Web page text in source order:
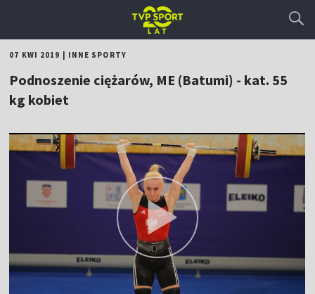
07 KWI 2019 INNE SPORTY
Podnoszenie ciężarów, ME (Batumi) - kat. 55
kg kobiet